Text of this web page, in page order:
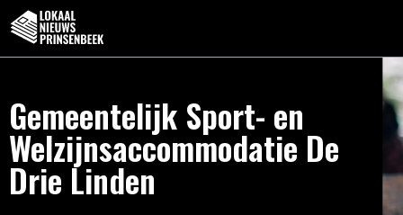
Gemeentelijk Sport- en
Welzijnsaccommodatie De
Drie Linden